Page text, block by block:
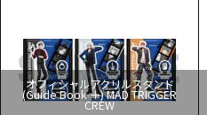
オフィシャルアクリルスタンド
(Guide Book ＋) MAD TRIGGER
CREW